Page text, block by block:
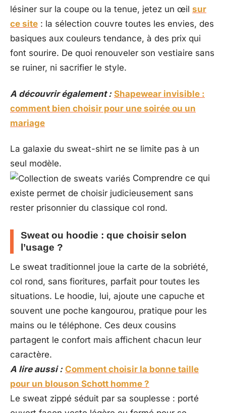
lésiner sur la coupe ou la tenue, jetez un œil sur
ce site : la sélection couvre toutes les envies, des
basiques aux couleurs tendance, à des prix qui
font sourire. De quoi renouveler son vestiaire sans
se ruiner, ni sacrifier le style.
A découvrir également : Shapewear invisible :
comment bien choisir pour une soirée ou un
mariage
La galaxie du sweat-shirt ne se limite pas à un
seul modèle.
Comprendre ce qui
existe permet de choisir judicieusement sans
rester prisonnier du classique col rond.
Sweat ou hoodie : que choisir selon
l’usage ?
Le sweat traditionnel joue la carte de la sobriété,
col rond, sans fioritures, parfait pour toutes les
situations. Le hoodie, lui, ajoute une capuche et
souvent une poche kangourou, pratique pour les
mains ou le téléphone. Ces deux cousins
partagent le confort mais affichent chacun leur
caractère.
A lire aussi : Comment choisir la bonne taille
pour un blouson Schott homme ?
Le sweat zippé séduit par sa souplesse : porté